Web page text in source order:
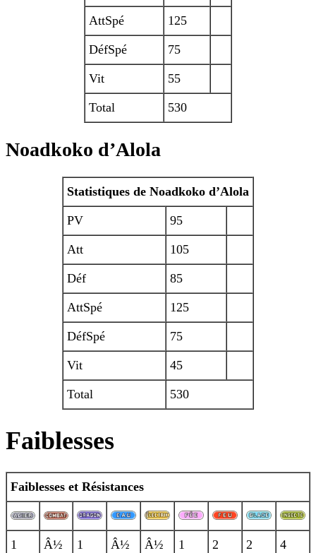
AttSpé 125
DéfSpé 75
Vit 55
Total 530
Noadkoko d’Alola
Statistiques de Noadkoko d’Alola
PV 95
Att 105
Déf 85
AttSpé 125
DéfSpé 75
Vit 45
Total 530
Faiblesses
Faiblesses et Résistances
1 Â½ 1 Â½ Â½ 1 2 2 4